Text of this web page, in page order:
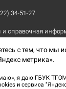
34-51-27
и справочная
с тем, что мы
метрика».
я даю ГБУК ТГОМ
и сервиса